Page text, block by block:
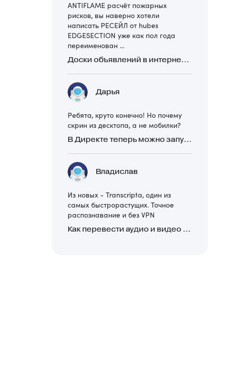
ANTIFLAME расчёт пожарных
рисков, вы наверно хотели
написать РЕСЕЙЛ от hubes
EDGESECTION уже как пол года
переименован ...
Доски объявлений в интернете: какие лучше и безопаснее? Сравниваем 5 популярных
Дарья
Ребята, круто конечно! Но почему
скрин из десктопа, а не мобилки?
В Директе теперь можно запускать Премиум-билборд для мобильных устройств
Владислав
Из новых - Transcripta, один из
самых быстрорастущих. Точное
распознавание и без VPN
Как перевести аудио и видео в текст: обзор 24 нейросетей, программ и сервисов для транскрибации